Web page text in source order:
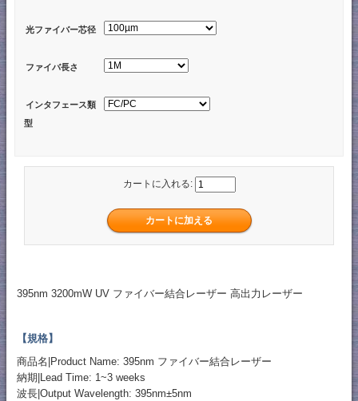
光ファイバー芯径
ファイバ長さ
インタフェース類
型
カートに入れる:
395nm 3200mW UV ファイバー結合レーザー 高出力レーザー
【規格】
商品名|Product Name: 395nm ファイバー結合レーザー
納期|Lead Time: 1~3 weeks
波長|Output Wavelength: 395nm±5nm